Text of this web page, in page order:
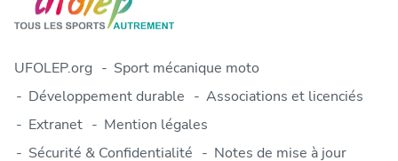
UFOLEP.org
Sport mécanique moto
Développement durable
Associations et licenciés
Extranet
Mention légales
Sécurité & Confidentialité
Notes de mise à jour